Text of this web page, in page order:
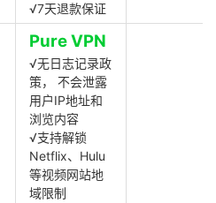
√7天退款保证
Pure VPN
√无日志记录政
策， 不会泄露
用户IP地址和
浏览内容
√支持解锁
Netflix、Hulu
等视频网站地
域限制